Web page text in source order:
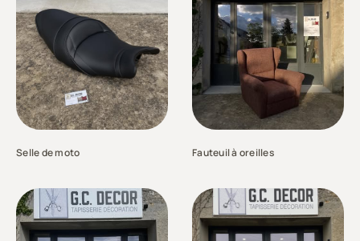
Selle de moto Fauteuil à oreilles